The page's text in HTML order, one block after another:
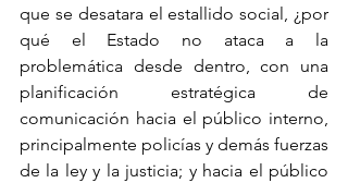
que se desatara el estallido social, ¿por
qué el Estado no ataca a la
problemática desde dentro, con una
planificación estratégica de
comunicación hacia el público interno,
principalmente policías y demás fuerzas
de la ley y la justicia; y hacia el público